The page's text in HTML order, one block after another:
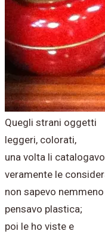
Quegli strani oggetti
leggeri, colorati,
una volta li
veramente le
non sapevo
pensavo plastica;
poi le ho viste e